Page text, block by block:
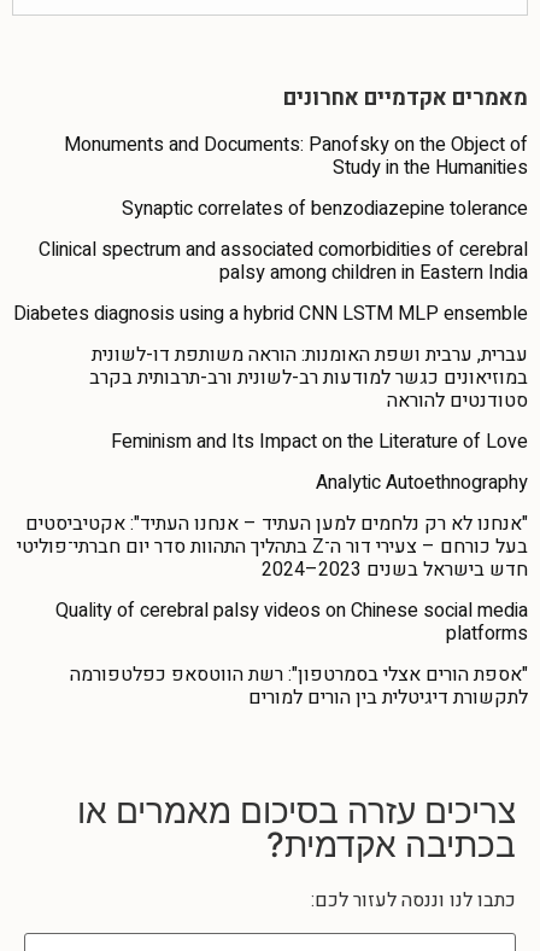
מאמרים אקדמיים אחרונים
Monuments and Documents: Panofsky on the Object of
Study in the Humanities
Synaptic correlates of benzodiazepine tolerance
Clinical spectrum and associated comorbidities of cerebral
palsy among children in Eastern India
Diabetes diagnosis using a hybrid CNN LSTM MLP ensemble
עברית, ערבית ושפת האומנות: הוראה משותפת דו-לשונית
במוזיאונים כגשר למודעות רב-לשונית ורב-תרבותית בקרב
סטודנטים להוראה
Feminism and Its Impact on the Literature of Love
Analytic Autoethnography
"אנחנו לא רק נלחמים למען העתיד – אנחנו העתיד": אקטיביסטים
בעל כורחם – צעירי דור ה־Z בתהליך התהוות סדר יום חברתי־פוליטי
חדש בישראל בשנים 2023–2024
Quality of cerebral palsy videos on Chinese social media
platforms
"אספת הורים אצלי בסמרטפון": רשת הווטסאפ כפלטפורמה
לתקשורת דיגיטלית בין הורים למורים
צריכים עזרה בסיכום מאמרים או
בכתיבה אקדמית?
כתבו לנו וננסה לעזור לכם: